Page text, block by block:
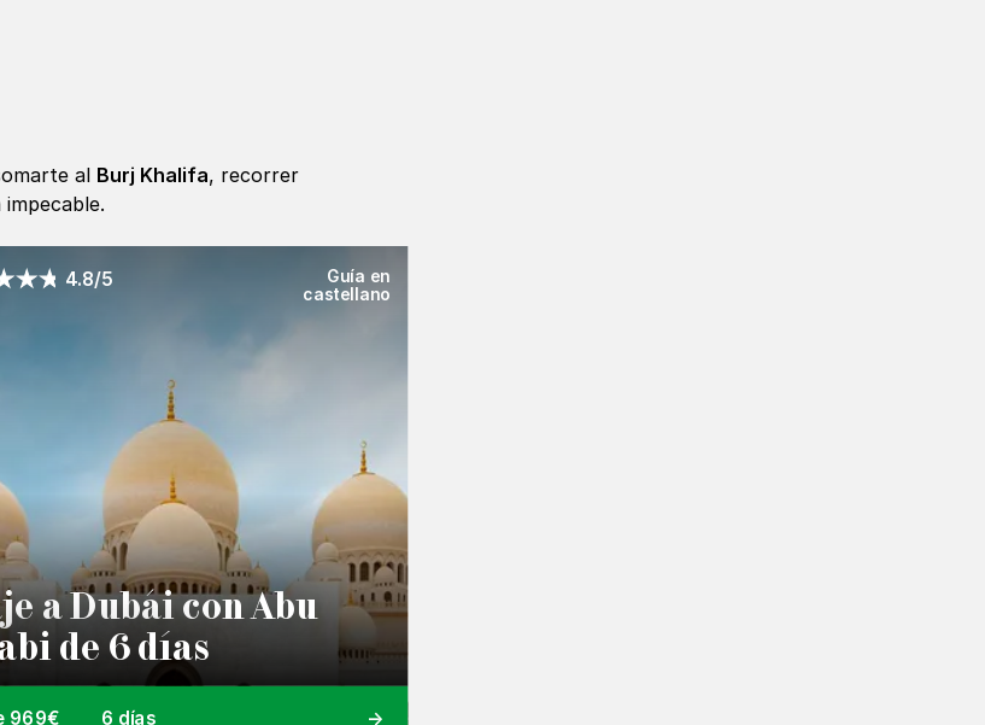
al Burj Khalifa, recorrer
4.8/5
Guía en
castellano
a Dubái con Abu
de 6 días
969€ 6 días